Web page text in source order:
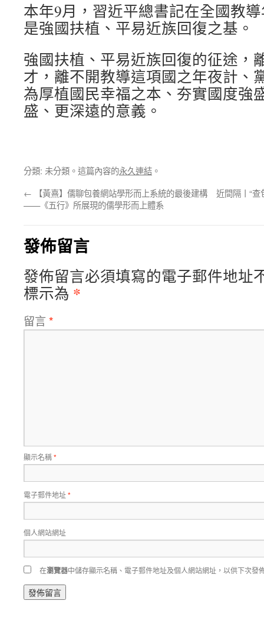
本年9月，習近平總書記在全國教
是強國扶植、平易近族回復之基。
強國扶植、平易近族回復的征途，
才，離不開教導這項國之年夜計、
為厚植國民幸福之本、夯實國度強
盛、更深遠的意義。
分類: 未分類。這篇內容的永久連結 。
← 【黃熹】儒聊包養網站學形而上系統的最後建構
——《五行》所展現的儒學形而上體系
近間隔丨“
發佈留言
發佈留言必須填寫的電子郵件地址
標示為 *
留言 *
顯示名稱*
電子郵件地址*
個人網站網址
在瀏覽器中儲存顯示名稱、電子郵件地址及個人網站網址，以供下次發